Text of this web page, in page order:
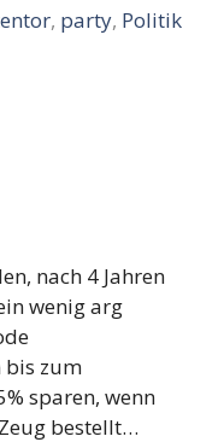
, party, Politik
nach 4 Jahren
wenig arg
bis zum
sparen, wenn
bestellt…